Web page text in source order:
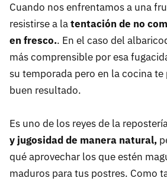
Cuando nos enfrentamos a una
resistirse a latentación de no
en fresco.. En el caso del
más comprensible por esa
su temporada pero en la cocina te
buen resultado.
Es uno de los reyes de la
y jugosidad de manera natural,
qué aprovechar los que estén
maduros para tus postres. Como